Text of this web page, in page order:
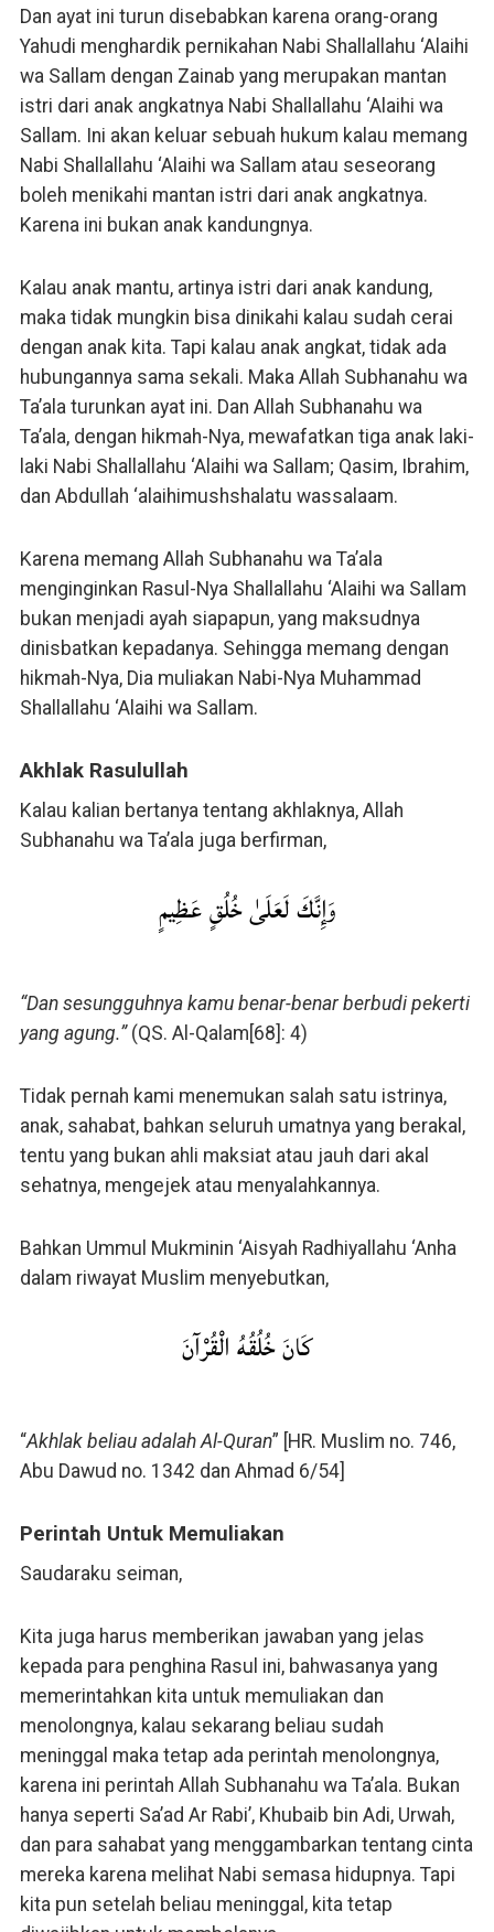
Dan ayat ini turun disebabkan karena orang-orang
Yahudi menghardik pernikahan Nabi Shallallahu ‘Alaihi
wa Sallam dengan Zainab yang merupakan mantan
istri dari anak angkatnya Nabi Shallallahu ‘Alaihi wa
Sallam. Ini akan keluar sebuah hukum kalau memang
Nabi Shallallahu ‘Alaihi wa Sallam atau seseorang
boleh menikahi mantan istri dari anak angkatnya.
Karena ini bukan anak kandungnya.
Kalau anak mantu, artinya istri dari anak kandung,
maka tidak mungkin bisa dinikahi kalau sudah cerai
dengan anak kita. Tapi kalau anak angkat, tidak ada
hubungannya sama sekali. Maka Allah Subhanahu wa
Ta’ala turunkan ayat ini. Dan Allah Subhanahu wa
Ta’ala, dengan hikmah-Nya, mewafatkan tiga anak laki-
laki Nabi Shallallahu ‘Alaihi wa Sallam; Qasim, Ibrahim,
dan Abdullah ‘alaihimushshalatu wassalaam.
Karena memang Allah Subhanahu wa Ta’ala
menginginkan Rasul-Nya Shallallahu ‘Alaihi wa Sallam
bukan menjadi ayah siapapun, yang maksudnya
dinisbatkan kepadanya. Sehingga memang dengan
hikmah-Nya, Dia muliakan Nabi-Nya Muhammad
Shallallahu ‘Alaihi wa Sallam.
Akhlak Rasulullah
Kalau kalian bertanya tentang akhlaknya, Allah
Subhanahu wa Ta’ala juga berfirman,
وَإِنَّكَ لَعَلَىٰ خُلُقٍ عَظِيمٍ
“Dan sesungguhnya kamu benar-benar berbudi pekerti
yang agung.”(QS. Al-Qalam[68]: 4)
Tidak pernah kami menemukan salah satu istrinya,
anak, sahabat, bahkan seluruh umatnya yang berakal,
tentu yang bukan ahli maksiat atau jauh dari akal
sehatnya, mengejek atau menyalahkannya.
Bahkan Ummul Mukminin ‘Aisyah Radhiyallahu ‘Anha
dalam riwayat Muslim menyebutkan,
كَانَ خُلُقُهُ الْقُرْآنَ
“Akhlak beliau adalah Al-Quran” [HR. Muslim no. 746,
Abu Dawud no. 1342 dan Ahmad 6/54]
Perintah Untuk Memuliakan
Saudaraku seiman,
Kita juga harus memberikan jawaban yang jelas
kepada para penghina Rasul ini, bahwasanya yang
memerintahkan kita untuk memuliakan dan
menolongnya, kalau sekarang beliau sudah
meninggal maka tetap ada perintah menolongnya,
karena ini perintah Allah Subhanahu wa Ta’ala. Bukan
hanya seperti Sa’ad Ar Rabi’, Khubaib bin Adi, Urwah,
dan para sahabat yang menggambarkan tentang cinta
mereka karena melihat Nabi semasa hidupnya. Tapi
kita pun setelah beliau meninggal, kita tetap